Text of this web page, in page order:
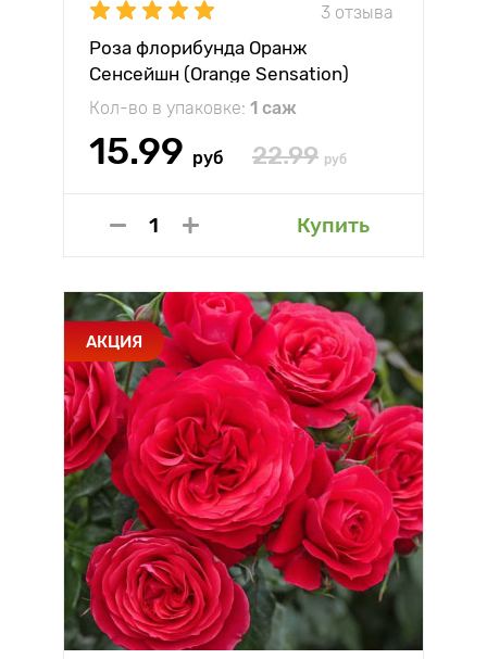
3 отзыва
Роза флорибунда Оранж
Сенсейшн (Orange Sensation)
Кол-во в упаковке: 1 саж
15.99 руб 22.99 руб
Купить
АКЦИЯ